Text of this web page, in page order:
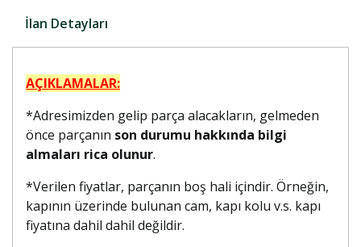
İlan Detayları
AÇIKLAMALAR:
*Adresimizden gelip parça alacakların, gelmeden
önce parçanın son durumu hakkında bilgi
almaları rica olunur.
*Verilen fiyatlar, parçanın boş hali içindir. Örneğin,
kapının üzerinde bulunan cam, kapı kolu v.s. kapı
fiyatına dahil dahil değildir.